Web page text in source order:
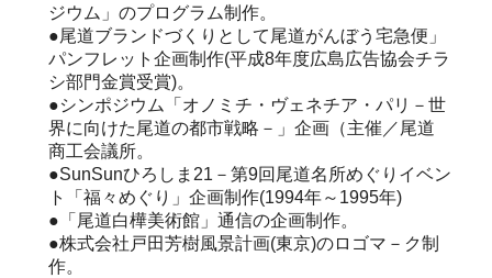
ジウム」のプログラム制作。
●尾道ブランドづくりとして尾道がんぼう宅急便」
パンフレット企画制作(平成8年度広島広告協会チラ
シ部門金賞受賞)。
●シンポジウム「オノミチ・ヴェネチア・パリ－世
界に向けた尾道の都市戦略－」企画（主催／尾道
商工会議所。
●SunSunひろしま21－第9回尾道名所めぐりイベン
ト「福々めぐり」企画制作(1994年～1995年)
●「尾道白樺美術館」通信の企画制作。
●株式会社戸田芳樹風景計画(東京)のロゴマ－ク制
作。